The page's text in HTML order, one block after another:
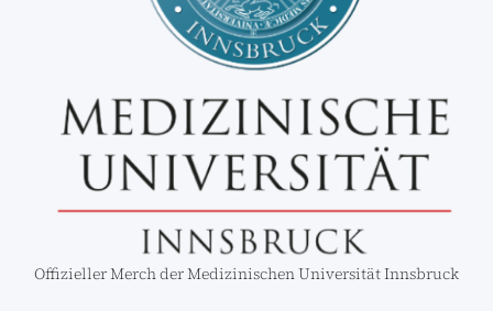
Offizieller Merch der Medizinischen Universität Innsbruck